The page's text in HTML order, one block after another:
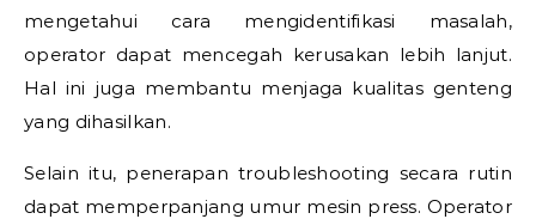
mengetahui cara mengidentifikasi masalah,
operator dapat mencegah kerusakan lebih lanjut.
Hal ini juga membantu menjaga kualitas genteng
yang dihasilkan.
Selain itu, penerapan troubleshooting secara rutin
dapat memperpanjang umur mesin press. Operator